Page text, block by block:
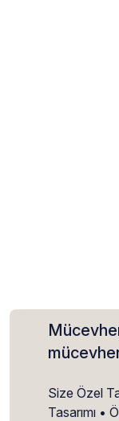
Size Özel
Tasarımı •